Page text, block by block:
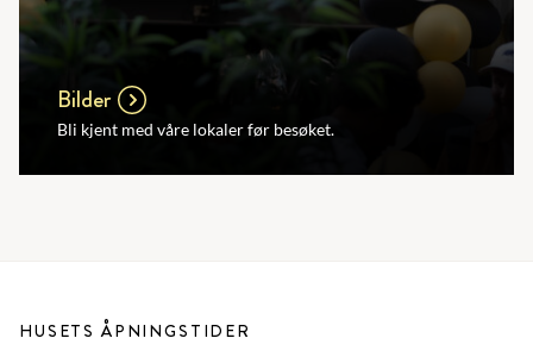
Bilder
Bli kjent med våre lokaler før besøket.
HUSETS ÅPNINGSTIDER